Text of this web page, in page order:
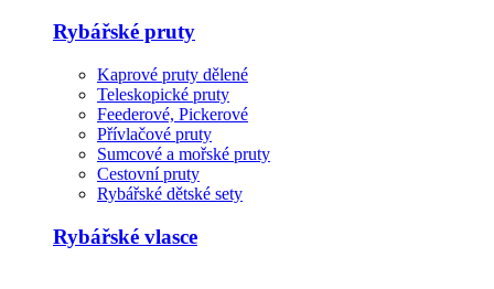
Rybářské pruty
Kaprové pruty dělené
Teleskopické pruty
Feederové, Pickerové
Přívlačové pruty
Sumcové a mořské pruty
Cestovní pruty
Rybářské dětské sety
Rybářské vlasce